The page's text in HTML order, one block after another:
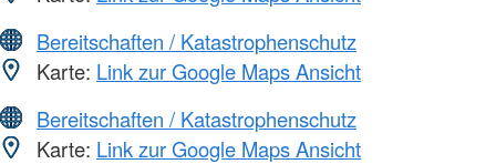
Bereitschaften / Katastrophenschutz
Karte: Link zur Google Maps Ansicht
Bereitschaften / Katastrophenschutz
Karte: Link zur Google Maps Ansicht